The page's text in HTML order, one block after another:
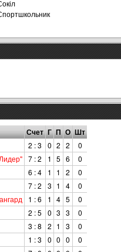
Счет Г П О Шт
2 : 3 0 2 2
0
7 : 2 1 5 6
0
6 : 4 1 1 2
0
7 : 2 3 1 4
0
1 : 6 1 4 5
0
2 : 5 0 3 3
0
3 : 8 2 1 3
0
1 : 3 0 0 0
0